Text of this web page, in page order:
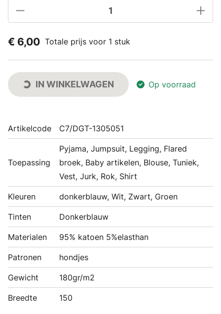
€ 6,00 Totale prijs voor 1 stuk
IN WINKELWAGEN Op voorraad
Artikelcode C7/DGT-1305051
Toepassing
Pyjama, Jumpsuit, Legging, Flared
broek, Baby artikelen, Blouse, Tuniek,
Vest, Jurk, Rok, Shirt
Kleuren donkerblauw, Wit, Zwart, Groen
Tinten Donkerblauw
Materialen 95% katoen 5%elasthan
Patronen hondjes
Gewicht 180gr/m2
Breedte 150